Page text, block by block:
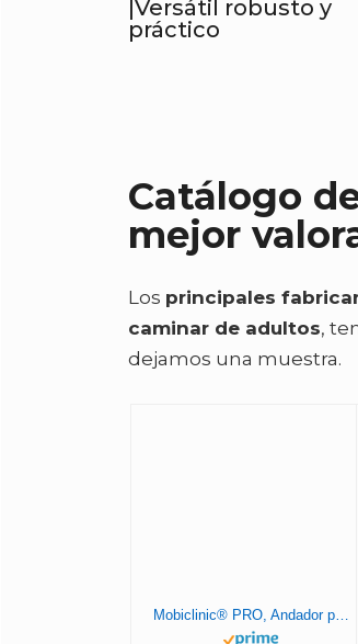
|Versátil robusto y
práctico
Catálogo
mejor
Los principales
caminar de adultos,
dejamos una muestra.
Mobiclinic® PRO, Andador para ancianos, Con asiento y reposapiés, Fabricado en Aluminio, Resistente y Ligero, Plegable, Frenos en manetas, Rollator, Marca Española, Modelo Colón, Color Burdeos